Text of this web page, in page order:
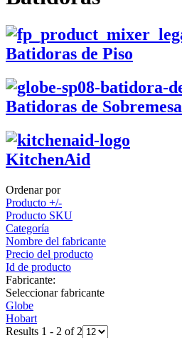
Batidoras de Piso
Batidoras de Sobremesa
KitchenAid
Ordenar por
Producto +/-
Producto SKU
Categoría
Nombre del fabricante
Precio del producto
Id de producto
Fabricante:
Seleccionar fabricante
Globe
Hobart
Results 1 - 2 of 2